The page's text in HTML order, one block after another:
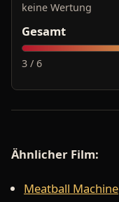
keine Wertung
Gesamt
3 / 6
Ähnlicher Film:
Meatball Machine